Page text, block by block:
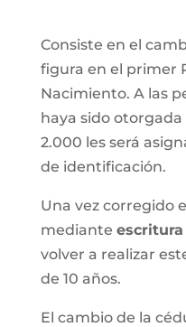
Consiste en el
figura en el primer
Nacimiento. A las
haya sido
2.000 les será
de identificación.
Una vez corregido
mediante
volver a realizar
de 10 años.
El cambio de la